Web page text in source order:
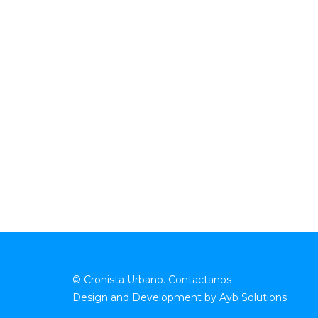
© Cronista Urbano. Contactanos
Design and Development by Ayb Solutions